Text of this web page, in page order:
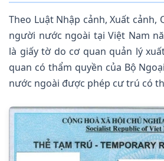
Theo Luật Nhập cảnh, Xuất cảnh,
người nước ngoài tại Việt Nam
là giấy tờ do cơ quan quản lý
quan có thẩm quyền của Bộ
nước ngoài được phép cư trú có